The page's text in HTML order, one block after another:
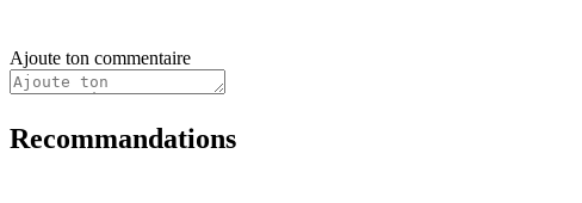
Ajoute ton commentaire
Recommandations